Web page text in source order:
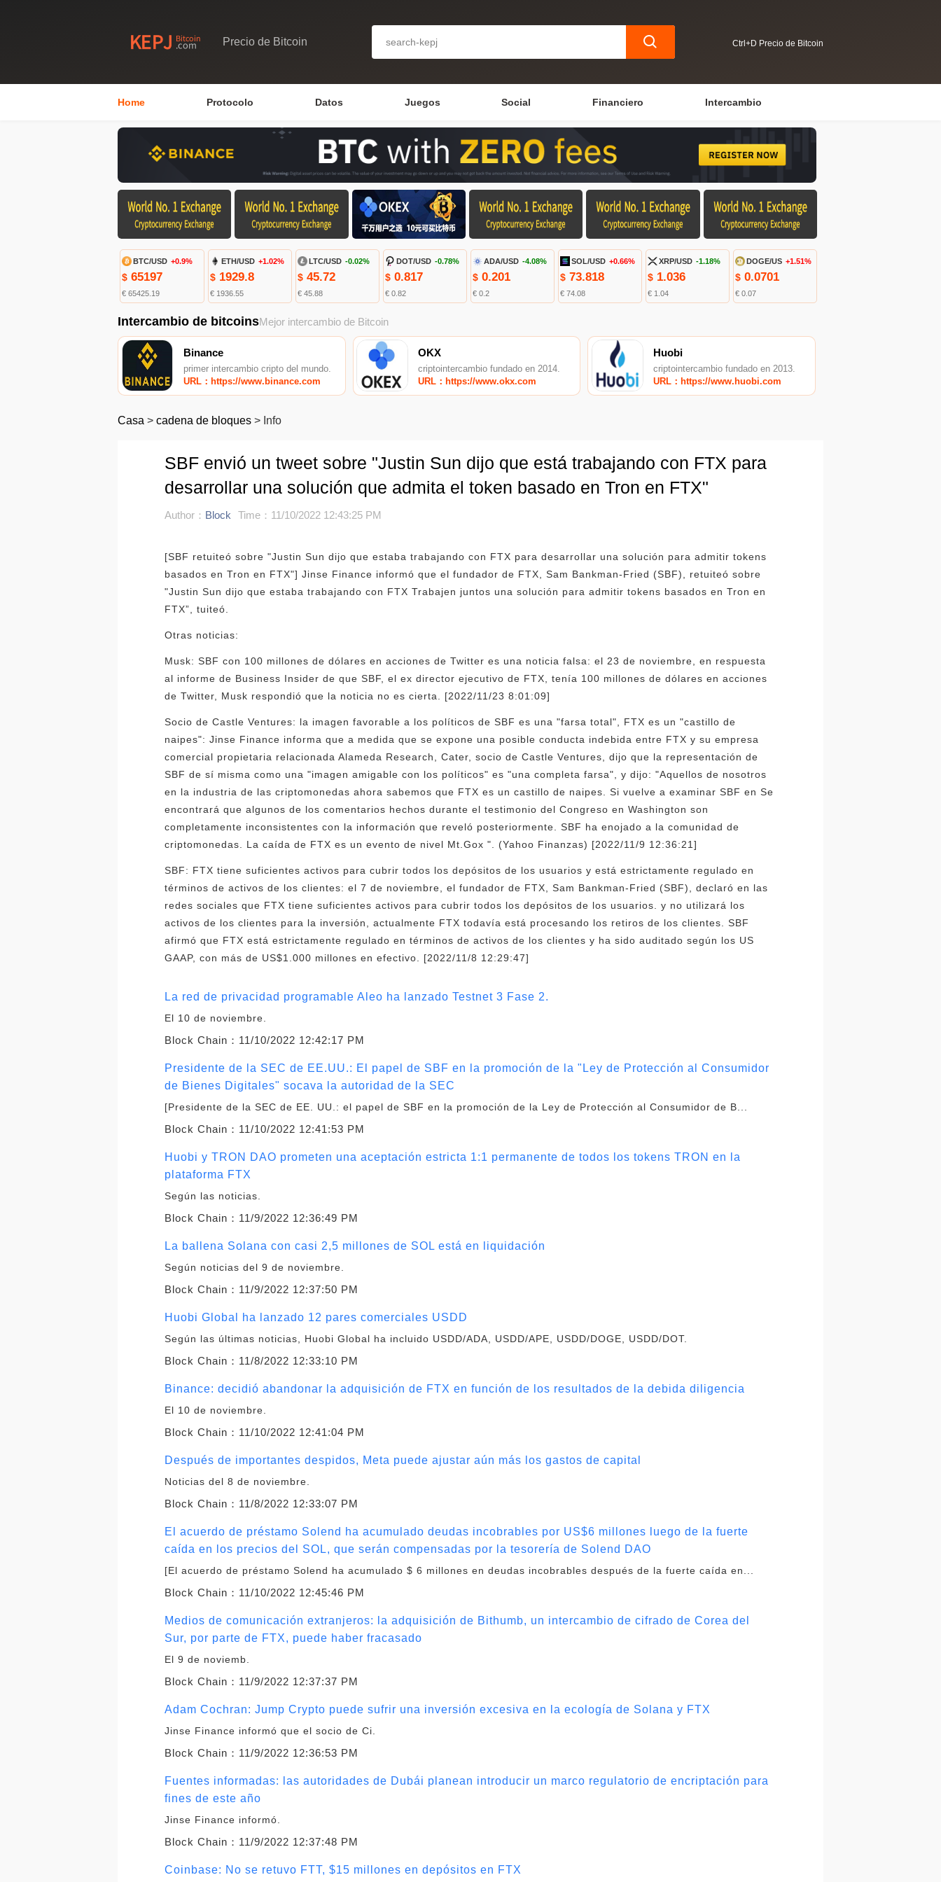
Precio de Bitcoin Ctrl+D Precio de Bitcoin
Home Protocolo Datos Juegos Social Financiero Intercambio
BTC/USD +0.9%
$ 65197
€ 65425.19
ETH/USD +1.02%
$1929.8
€ 1936.55
LTC/USD -0.02%
$45.72
€ 45.88
DOT/USD -0.78%
$0.817
€ 0.82
ADA/USD -4.08%
$0.201
€ 0.2
SOL/USD +0.66%
$ 73.818
€ 74.08
XRP/USD -1.18%
$ 1.036
€ 1.04
DOGE/US +1.51%
$ 0.0701
€ 0.07
Intercambio de bitcoinsMejor intercambio de Bitcoin
Binance
primer intercambio cripto del mundo.
URL：https://www.binance.com
OKX
criptointercambio fundado en 2014.
URL：https://www.okx.com
Huobi
criptointercambio fundado en 2013.
URL：https://www.huobi.com
Casa > cadena de bloques > Info
SBF envió un tweet sobre "Justin Sun dijo que está trabajando con FTX para
desarrollar una solución que admita el token basado en Tron en FTX"
Author： Block Time：11/10/2022 12:43:25 PM
[SBF retuiteó sobre "Justin Sun dijo que estaba trabajando con FTX para desarrollar una solución para admitir tokens
basados ​​en Tron en FTX"] Jinse Finance informó que el fundador de FTX, Sam Bankman-Fried (SBF), retuiteó sobre
"Justin Sun dijo que estaba trabajando con FTX Trabajen juntos una solución para admitir tokens basados ​​en Tron en
FTX”, tuiteó.
Otras noticias:
Musk: SBF con 100 millones de dólares en acciones de Twitter es una noticia falsa: el 23 de noviembre, en respuesta
al informe de Business Insider de que SBF, el ex director ejecutivo de FTX, tenía 100 millones de dólares en acciones
de Twitter, Musk respondió que la noticia no es cierta. [2022/11/23 8:01:09]
Socio de Castle Ventures: la imagen favorable a los políticos de SBF es una "farsa total", FTX es un "castillo de
naipes": Jinse Finance informa que a medida que se expone una posible conducta indebida entre FTX y su empresa
comercial propietaria relacionada Alameda Research, Cater, socio de Castle Ventures, dijo que la representación de
SBF de sí misma como una "imagen amigable con los políticos" es "una completa farsa", y dijo: "Aquellos de nosotros
en la industria de las criptomonedas ahora sabemos que FTX es un castillo de naipes. Si vuelve a examinar SBF en Se
encontrará que algunos de los comentarios hechos durante el testimonio del Congreso en Washington son
completamente inconsistentes con la información que reveló posteriormente. SBF ha enojado a la comunidad de
criptomonedas. La caída de FTX es un evento de nivel Mt.Gox ". (Yahoo Finanzas) [2022/11/9 12:36:21]
SBF: FTX tiene suficientes activos para cubrir todos los depósitos de los usuarios y está estrictamente regulado en
términos de activos de los clientes: el 7 de noviembre, el fundador de FTX, Sam Bankman-Fried (SBF), declaró en las
redes sociales que FTX tiene suficientes activos para cubrir todos los depósitos de los usuarios. y no utilizará los
activos de los clientes para la inversión, actualmente FTX todavía está procesando los retiros de los clientes. SBF
afirmó que FTX está estrictamente regulado en términos de activos de los clientes y ha sido auditado según los US
GAAP, con más de US$1.000 millones en efectivo. [2022/11/8 12:29:47]
La red de privacidad programable Aleo ha lanzado Testnet 3 Fase 2.
El 10 de noviembre.
Block Chain： 11/10/2022 12:42:17 PM
Presidente de la SEC de EE.UU.: El papel de SBF en la promoción de la "Ley de Protección al Consumidor
de Bienes Digitales" socava la autoridad de la SEC
[Presidente de la SEC de EE. UU.: el papel de SBF en la promoción de la Ley de Protección al Consumidor de B...
Block Chain： 11/10/2022 12:41:53 PM
Huobi y TRON DAO prometen una aceptación estricta 1:1 permanente de todos los tokens TRON en la
plataforma FTX
Según las noticias.
Block Chain： 11/9/2022 12:36:49 PM
La ballena Solana con casi 2,5 millones de SOL está en liquidación
Según noticias del 9 de noviembre.
Block Chain： 11/9/2022 12:37:50 PM
Huobi Global ha lanzado 12 pares comerciales USDD
Según las últimas noticias, Huobi Global ha incluido USDD/ADA, USDD/APE, USDD/DOGE, USDD/DOT.
Block Chain： 11/8/2022 12:33:10 PM
Binance: decidió abandonar la adquisición de FTX en función de los resultados de la debida diligencia
El 10 de noviembre.
Block Chain： 11/10/2022 12:41:04 PM
Después de importantes despidos, Meta puede ajustar aún más los gastos de capital
Noticias del 8 de noviembre.
Block Chain： 11/8/2022 12:33:07 PM
El acuerdo de préstamo Solend ha acumulado deudas incobrables por US$6 millones luego de la fuerte
caída en los precios del SOL, que serán compensadas por la tesorería de Solend DAO
[El acuerdo de préstamo Solend ha acumulado $ 6 millones en deudas incobrables después de la fuerte caída en...
Block Chain： 11/10/2022 12:45:46 PM
Medios de comunicación extranjeros: la adquisición de Bithumb, un intercambio de cifrado de Corea del
Sur, por parte de FTX, puede haber fracasado
El 9 de noviemb.
Block Chain： 11/9/2022 12:37:37 PM
Adam Cochran: Jump Crypto puede sufrir una inversión excesiva en la ecología de Solana y FTX
Jinse Finance informó que el socio de Ci.
Block Chain： 11/9/2022 12:36:53 PM
Fuentes informadas: las autoridades de Dubái planean introducir un marco regulatorio de encriptación para
fines de este año
Jinse Finance informó.
Block Chain： 11/9/2022 12:37:48 PM
Coinbase: No se retuvo FTT, $15 millones en depósitos en FTX